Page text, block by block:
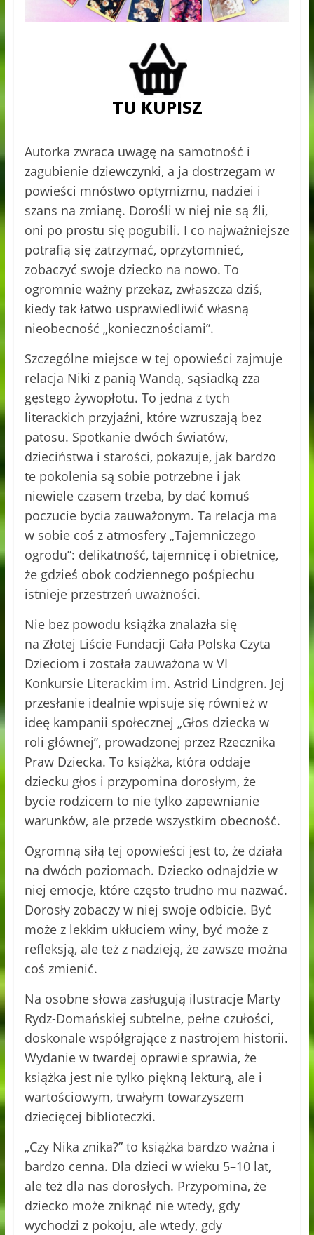
Autorka zwraca uwagę na samotność i
zagubienie dziewczynki, a ja dostrzegam w
powieści mnóstwo optymizmu, nadziei i
szans na zmianę. Dorośli w niej nie są źli,
oni po prostu się pogubili. I co najważniejsze
potrafią się zatrzymać, oprzytomnieć,
zobaczyć swoje dziecko na nowo. To
ogromnie ważny przekaz, zwłaszcza dziś,
kiedy tak łatwo usprawiedliwić własną
nieobecność „koniecznościami”.
Szczególne miejsce w tej opowieści zajmuje
relacja Niki z panią Wandą, sąsiadką zza
gęstego żywopłotu. To jedna z tych
literackich przyjaźni, które wzruszają bez
patosu. Spotkanie dwóch światów,
dzieciństwa i starości, pokazuje, jak bardzo
te pokolenia są sobie potrzebne i jak
niewiele czasem trzeba, by dać komuś
poczucie bycia zauważonym. Ta relacja ma
w sobie coś z atmosfery „Tajemniczego
ogrodu”: delikatność, tajemnicę i obietnicę,
że gdzieś obok codziennego pośpiechu
istnieje przestrzeń uważności.
Nie bez powodu książka znalazła się
na Złotej Liście Fundacji Cała Polska Czyta
Dzieciom i została zauważona w VI
Konkursie Literackim im. Astrid Lindgren. Jej
przesłanie idealnie wpisuje się również w
ideę kampanii społecznej „Głos dziecka w
roli głównej”, prowadzonej przez Rzecznika
Praw Dziecka. To książka, która oddaje
dziecku głos i przypomina dorosłym, że
bycie rodzicem to nie tylko zapewnianie
warunków, ale przede wszystkim obecność.
Ogromną siłą tej opowieści jest to, że działa
na dwóch poziomach. Dziecko odnajdzie w
niej emocje, które często trudno mu nazwać.
Dorosły zobaczy w niej swoje odbicie. Być
może z lekkim ukłuciem winy, być może z
refleksją, ale też z nadzieją, że zawsze można
coś zmienić.
Na osobne słowa zasługują ilustracje Marty
Rydz-Domańskiej subtelne, pełne czułości,
doskonale współgrające z nastrojem historii.
Wydanie w twardej oprawie sprawia, że
książka jest nie tylko piękną lekturą, ale i
wartościowym, trwałym towarzyszem
dziecięcej biblioteczki.
„Czy Nika znika?” to książka bardzo ważna i
bardzo cenna. Dla dzieci w wieku 5–10 lat,
ale też dla nas dorosłych. Przypomina, że
dziecko może zniknąć nie wtedy, gdy
wychodzi z pokoju, ale wtedy, gdy